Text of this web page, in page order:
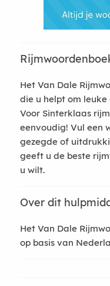
Het Van Dale
die u helpt om
Voor Sinterklaas
eenvoudig! Vul een
gezegde of
geeft u de beste
u wilt.
Over dit
Het Van Dale
op basis van